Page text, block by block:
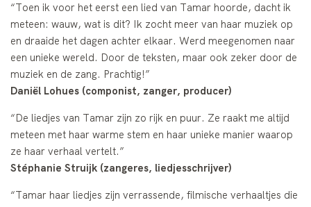
“Toen ik voor het eerst een lied van Tamar hoorde, dacht ik
meteen: wauw, wat is dit? Ik zocht meer van haar muziek op
en draaide het dagen achter elkaar. Werd meegenomen naar
een unieke wereld. Door de teksten, maar ook zeker door de
muziek en de zang. Prachtig!”
Daniël Lohues (componist, zanger, producer)
“De liedjes van Tamar zijn zo rijk en puur. Ze raakt me altijd
meteen met haar warme stem en haar unieke manier waarop
ze haar verhaal vertelt.”
Stéphanie Struijk (zangeres, liedjesschrijver)
“Tamar haar liedjes zijn verrassende, filmische verhaaltjes die